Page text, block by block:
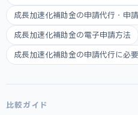
成長加速化補助金の申請代行・申
成長加速化補助金の電子申請方法
成長加速化補助金の申請代行に必
比較ガイド